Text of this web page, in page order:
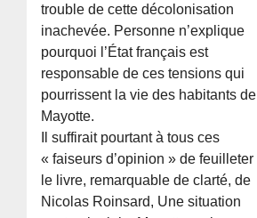
trouble de cette décolonisation
inachevée. Personne n’explique
pourquoi l’État français est
responsable de ces tensions qui
pourrissent la vie des habitants de
Mayotte.
Il suffirait pourtant à tous ces
« faiseurs d’opinion » de feuilleter
le livre, remarquable de clarté, de
Nicolas Roinsard, Une situation